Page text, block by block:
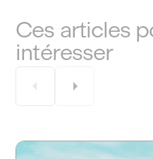
Ces articles
intéresser